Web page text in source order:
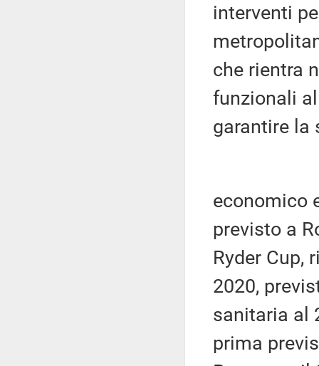
interventi
che rientra
funzionali
garantire la
economico
previsto a
Ryder Cup,
2020,
sanitaria al
prima